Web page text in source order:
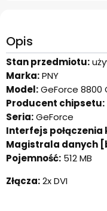
Opis
Stan przedmiotu:
Marka:PNY
Model:GeForce 8800
Producent chipsetu:
Seria:GeForce
Interfejs połączenia
Magistrala danych
Pojemność: 512 MB
Złącza:2x DVI